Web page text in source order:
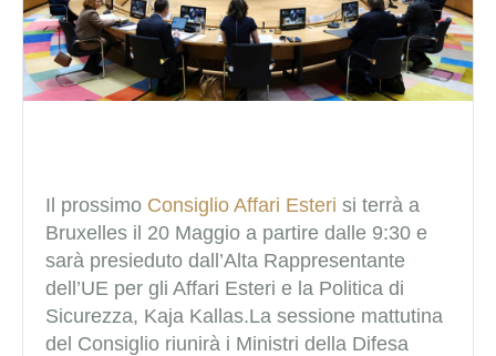
Il prossimo Consiglio Affari Esteri si terrà a
Bruxelles il 20 Maggio a partire dalle 9:30 e
sarà presieduto dall’Alta Rappresentante
dell’UE per gli Affari Esteri e la Politica di
Sicurezza, Kaja Kallas.La sessione mattutina
del Consiglio riunirà i Ministri della Difesa